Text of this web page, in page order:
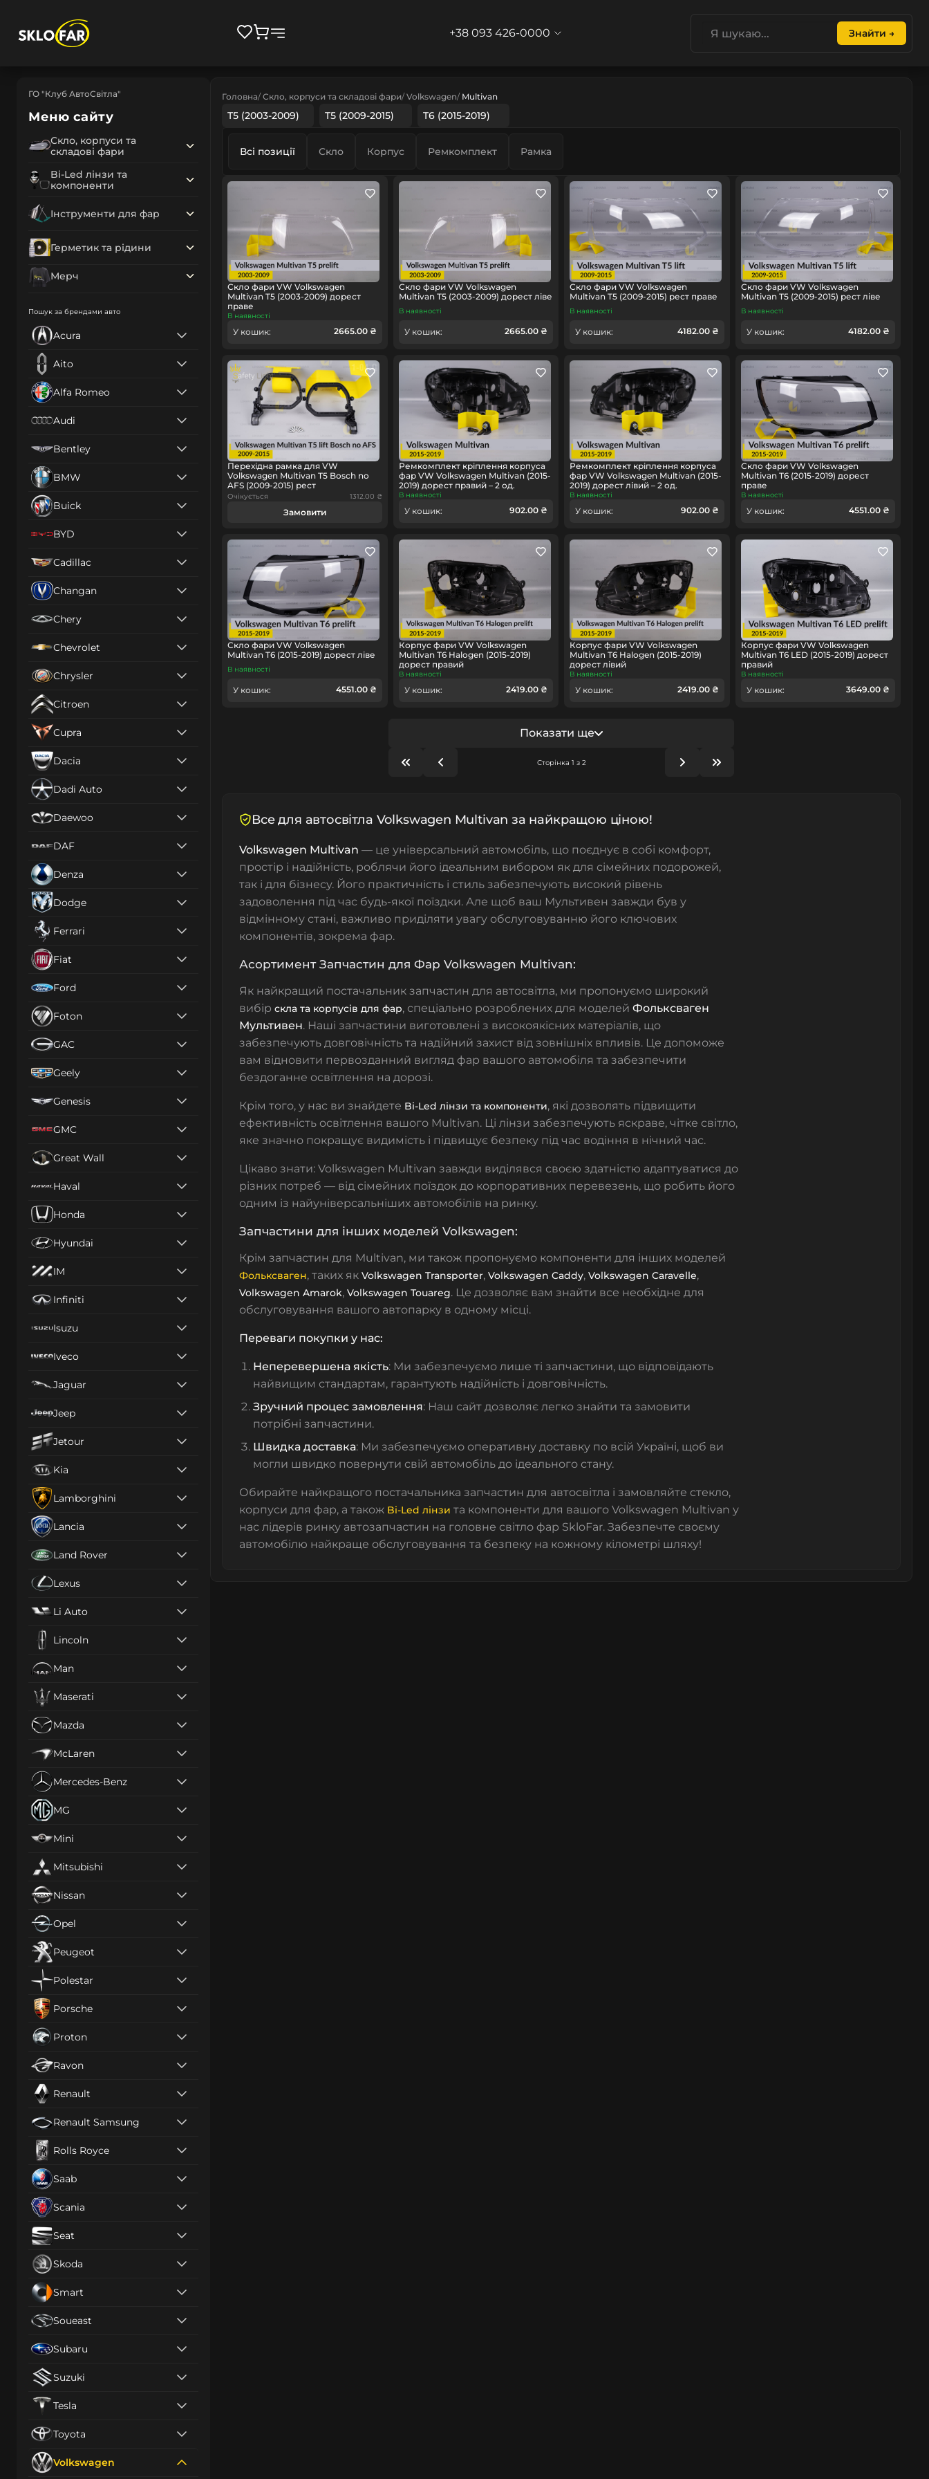
+38 093 426-0000 Знайти →
ГО "Клуб АвтоСвітла"
Меню сайту
Скло, корпуси та
складові фари
Bi-Led лінзи та
компоненти
Інструменти для фар
Герметик та рідини
Мерч
Пошук за брендами авто
Acura
Aito
Alfa Romeo
Audi
Bentley
BMW
Buick
BYD
Cadillac
Changan
Chery
Chevrolet
Chrysler
Citroen
Cupra
Dacia
Dadi Auto
Daewoo
DAF
Denza
Dodge
Ferrari
Fiat
Ford
Foton
GAC
Geely
Genesis
GMC
Great Wall
Haval
Honda
Hyundai
IM
Infiniti
Isuzu
Iveco
Jaguar
Jeep
Jetour
Kia
Lamborghini
Lancia
Land Rover
Lexus
Li Auto
Lincoln
Man
Maserati
Mazda
McLaren
Mercedes-Benz
MG
Mini
Mitsubishi
Nissan
Opel
Peugeot
Polestar
Porsche
Proton
Ravon
Renault
Renault Samsung
Rolls Royce
Saab
Scania
Seat
Skoda
Smart
Soueast
Subaru
Suzuki
Tesla
Toyota
Volkswagen
Головна Скло, корпуси та складові фари Volkswagen Multivan
T5 (2003-2009) T5 (2009-2015) T6 (2015-2019)
Всі позиції Скло Корпус Ремкомплект Рамка
Скло фари VW Volkswagen
Multivan T5 (2003-2009) дорест
праве
В наявності
У кошик: 2665.00 ₴
Скло фари VW Volkswagen
Multivan T5 (2003-2009) дорест ліве
В наявності
У кошик: 2665.00 ₴
Скло фари VW Volkswagen
Multivan T5 (2009-2015) рест праве
В наявності
У кошик: 4182.00 ₴
Скло фари VW Volkswagen
Multivan T5 (2009-2015) рест ліве
В наявності
У кошик: 4182.00 ₴
Перехідна рамка для VW
Volkswagen Multivan T5 Bosch no
AFS (2009-2015) рест
Очікується 1312.00 ₴
Замовити
Ремкомплект кріплення корпуса
фар VW Volkswagen Multivan (2015-
2019) дорест правий – 2 од.
В наявності
У кошик: 902.00 ₴
Ремкомплект кріплення корпуса
фар VW Volkswagen Multivan (2015-
2019) дорест лівий – 2 од.
В наявності
У кошик: 902.00 ₴
Скло фари VW Volkswagen
Multivan T6 (2015-2019) дорест
праве
В наявності
У кошик: 4551.00 ₴
Скло фари VW Volkswagen
Multivan T6 (2015-2019) дорест ліве
В наявності
У кошик: 4551.00 ₴
Корпус фари VW Volkswagen
Multivan T6 Halogen (2015-2019)
дорест правий
В наявності
У кошик: 2419.00 ₴
Корпус фари VW Volkswagen
Multivan T6 Halogen (2015-2019)
дорест лівий
В наявності
У кошик: 2419.00 ₴
Корпус фари VW Volkswagen
Multivan T6 LED (2015-2019) дорест
правий
В наявності
У кошик: 3649.00 ₴
Показати ще
Сторінка 1 з 2
Все для автосвітла Volkswagen Multivan за найкращою ціною!
Volkswagen Multivan — це універсальний автомобіль, що поєднує в собі комфорт,
простір і надійність, роблячи його ідеальним вибором як для сімейних подорожей,
так і для бізнесу. Його практичність і стиль забезпечують високий рівень
задоволення під час будь-якої поїздки. Але щоб ваш Мультивен завжди був у
відмінному стані, важливо приділяти увагу обслуговуванню його ключових
компонентів, зокрема фар.
Асортимент Запчастин для Фар Volkswagen Multivan:
Як найкращий постачальник запчастин для автосвітла, ми пропонуємо широкий
вибір скла та корпусів для фар, спеціально розроблених для моделей Фольксваген
Мультивен. Наші запчастини виготовлені з високоякісних матеріалів, що
забезпечують довговічність та надійний захист від зовнішніх впливів. Це допоможе
вам відновити первозданний вигляд фар вашого автомобіля та забезпечити
бездоганне освітлення на дорозі.
Крім того, у нас ви знайдете Bi-Led лінзи та компоненти, які дозволять підвищити
ефективність освітлення вашого Multivan. Ці лінзи забезпечують яскраве, чітке світло,
яке значно покращує видимість і підвищує безпеку під час водіння в нічний час.
Цікаво знати: Volkswagen Multivan завжди виділявся своєю здатністю адаптуватися до
різних потреб — від сімейних поїздок до корпоративних перевезень, що робить його
одним із найуніверсальніших автомобілів на ринку.
Запчастини для інших моделей Volkswagen:
Крім запчастин для Multivan, ми також пропонуємо компоненти для інших моделей
Фольксваген, таких як Volkswagen Transporter, Volkswagen Caddy, Volkswagen Caravelle,
Volkswagen Amarok, Volkswagen Touareg. Це дозволяє вам знайти все необхідне для
обслуговування вашого автопарку в одному місці.
Переваги покупки у нас:
Неперевершена якість: Ми забезпечуємо лише ті запчастини, що відповідають
найвищим стандартам, гарантують надійність і довговічність.
Зручний процес замовлення: Наш сайт дозволяє легко знайти та замовити
потрібні запчастини.
Швидка доставка: Ми забезпечуємо оперативну доставку по всій Україні, щоб ви
могли швидко повернути свій автомобіль до ідеального стану.
Обирайте найкращого постачальника запчастин для автосвітла і замовляйте стекло,
корпуси для фар, а також Bi-Led лінзи та компоненти для вашого Volkswagen Multivan у
нас лідерів ринку автозапчастин на головне світло фар SkloFar. Забезпечте своєму
автомобілю найкраще обслуговування та безпеку на кожному кілометрі шляху!